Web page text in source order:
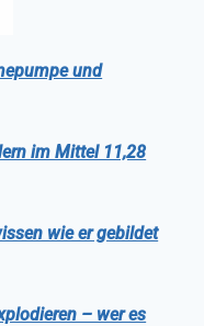
und
im Mittel 11,28
wie er gebildet
– wer es